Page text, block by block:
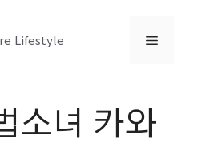
Lifestyle 메
소녀 카와